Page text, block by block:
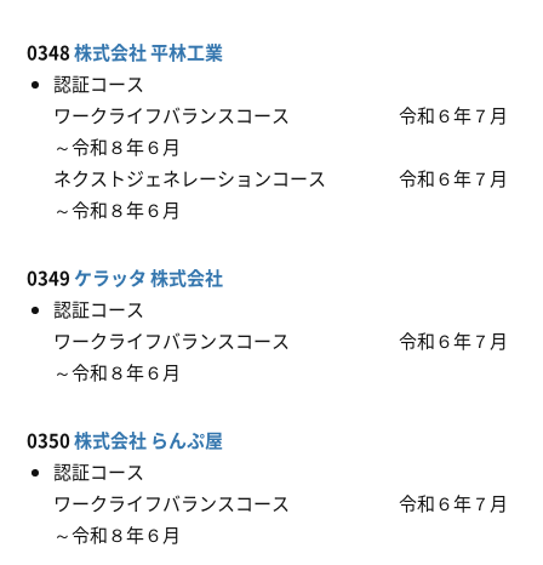
0348株式会社 平林工業
認証コース
ワークライフバランスコース 令和６年７月
～令和８年６月
ネクストジェネレーションコース 令和６年７月
～令和８年６月
0349ケラッタ 株式会社
認証コース
ワークライフバランスコース 令和６年７月
～令和８年６月
0350株式会社 らんぷ屋
認証コース
ワークライフバランスコース 令和６年７月
～令和８年６月